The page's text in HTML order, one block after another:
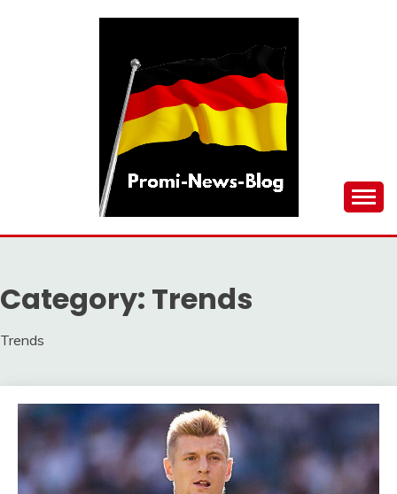
PROMI-NEWS-BLOG
Category: Trends
Trends